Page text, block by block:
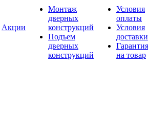
Акции
Монтаж
дверных
конструкций
Подъем
дверных
конструкций
Условия
оплаты
Условия
доставки
Гарантия
на товар